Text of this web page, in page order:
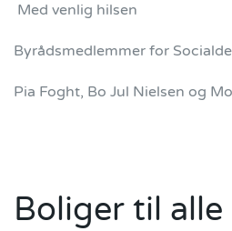
Med venlig hilsen
Byrådsmedlemmer for
Pia Foght, Bo Jul Nielsen og
Boliger til